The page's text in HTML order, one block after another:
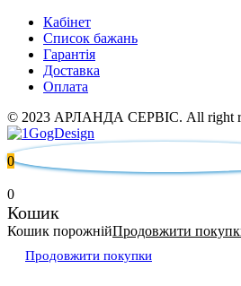
Кабінет
Список бажань
Гарантія
Доставка
Оплата
© 2023 АРЛАНДА СЕРВІС. All right
0
0
Кошик
Кошик порожнійПродовжити
Продовжити покупки